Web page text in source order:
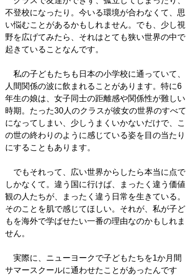
不登校になったり。今いる環境が合わなくて、思
い悩むことがあるかもしれません。でも、少し視
野を広げてみたら、それはとても狭い世界の中で
起きていることなんです。
私の子どもたちも日本の小学校に通っていて、
人間関係の波に飲まれることがあります。特に6
年生の娘は、女子同士の距離感や関係性が難しい
時期。たった30人のクラスが彼女の世界のすべて
になってしまい、少しうまくいかないだけで、こ
の世の終わりのように感じている姿を目の当たり
にすることもあります。
でもそれって、広い世界からしたら本当に点で
しかなくて。違う国に行けば、まったく違う価値
観の人たちが、まったく違う日常を生きている。
そのことを肌で感じてほしい。それが、私が子ど
もを海外で学ばせたい一番の理由なのかもしれま
せん。
実際に、ニューヨークで子どもたちを1か月間
サマースクールに通わせたことがあったんです